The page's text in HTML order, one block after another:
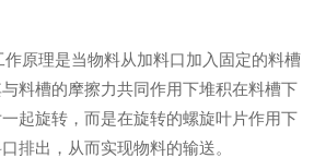
原理是当物料从加料口加入固定的料槽
料槽的摩擦力共同作用下堆积在料槽下
起旋转，而是在旋转的螺旋叶片作用下
排出，从而实现物料的输送。